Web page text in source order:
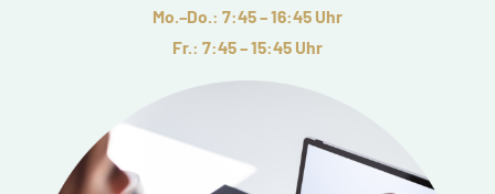
Mo.–Do.: 7:45 – 16:45 Uhr
Fr.: 7:45 – 15:45 Uhr